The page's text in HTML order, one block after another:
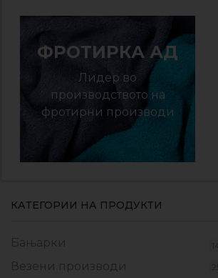
ФРОТИРКА АД
Лидер во
производството на
фротирни производи
КАТЕГОРИИ НА ПРОДУКТИ
Бањарки
Везени производи